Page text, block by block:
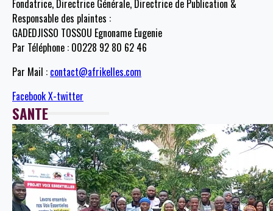
Fondatrice, Directrice Générale, Directrice de Publication &
Responsable des plaintes :
GADEDJISSO TOSSOU Egnoname Eugenie
Par Téléphone : 00228 92 80 62 46
Par Mail : contact@afrikelles.com
FacebookX-twitter
SANTE